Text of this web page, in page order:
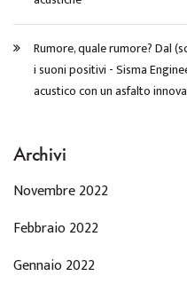
Rumore, quale rumore? Dal
i suoni positivi - Sisma
acustico con un asfalto
Archivi
Novembre 2022
Febbraio 2022
Gennaio 2022